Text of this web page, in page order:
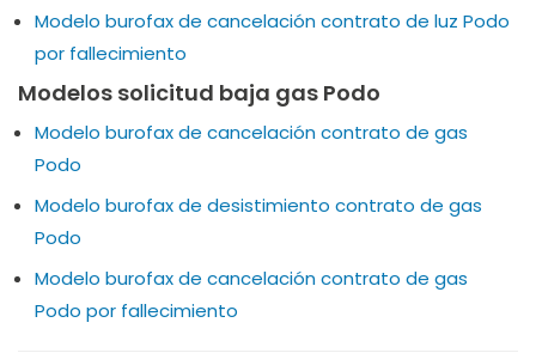
Modelo burofax de cancelación contrato de luz Podo
por fallecimiento
Modelos solicitud baja gas Podo
Modelo burofax de cancelación contrato de gas
Podo
Modelo burofax de desistimiento contrato de gas
Podo
Modelo burofax de cancelación contrato de gas
Podo por fallecimiento